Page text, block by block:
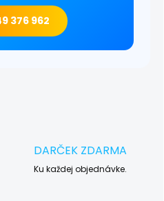
376 962
DARČEK ZDARMA
Ku každej objednávke.